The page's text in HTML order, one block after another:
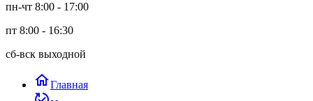
пн-чт 8:00 - 17:00
пт 8:00 - 16:30
сб-вск выходной
homeГлавная